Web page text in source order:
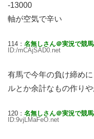
-13000
軸が空気で辛い
114： 名無しさん＠実況で競
ID:/mCAjSAD0.net
有馬で今年の負け締め
ルとか余計なもの作り
120： 名無しさん＠実況で競
ID:9vjLMaFeO.net